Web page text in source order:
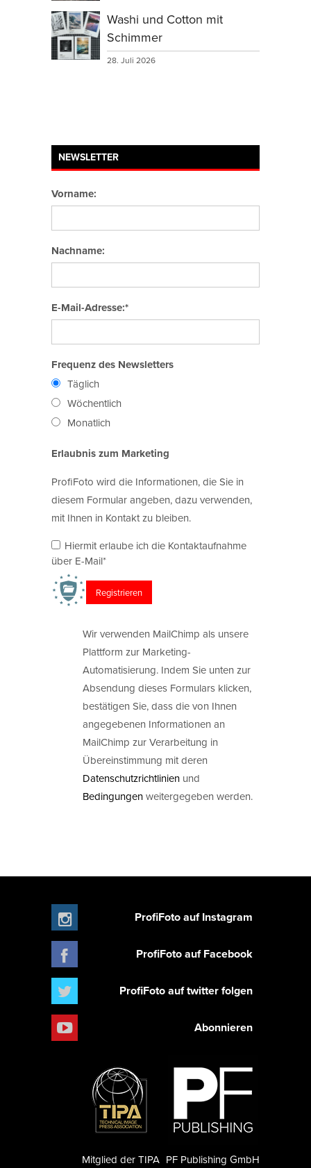
Washi und Cotton mit
Schimmer
28. Juli 2026
NEWSLETTER
Vorname:
Nachname:
E-Mail-Adresse:*
Frequenz des Newsletters
Täglich
Wöchentlich
Monatlich
Erlaubnis zum Marketing
ProfiFoto wird die Informationen, die Sie in
diesem Formular angeben, dazu verwenden,
mit Ihnen in Kontakt zu bleiben.
Hiermit erlaube ich die Kontaktaufnahme
über E-Mail*
Wir verwenden MailChimp als unsere
Plattform zur Marketing-
Automatisierung. Indem Sie unten zur
Absendung dieses Formulars klicken,
bestätigen Sie, dass die von Ihnen
angegebenen Informationen an
MailChimp zur Verarbeitung in
Übereinstimmung mit deren
Datenschutzrichtlinien und
Bedingungenweitergegeben werden.
ProfiFoto auf Instagram
ProfiFoto auf Facebook
ProfiFoto auf twitter folgen
Abonnieren
PF Publishing GmbH
Mitglied der TIPA